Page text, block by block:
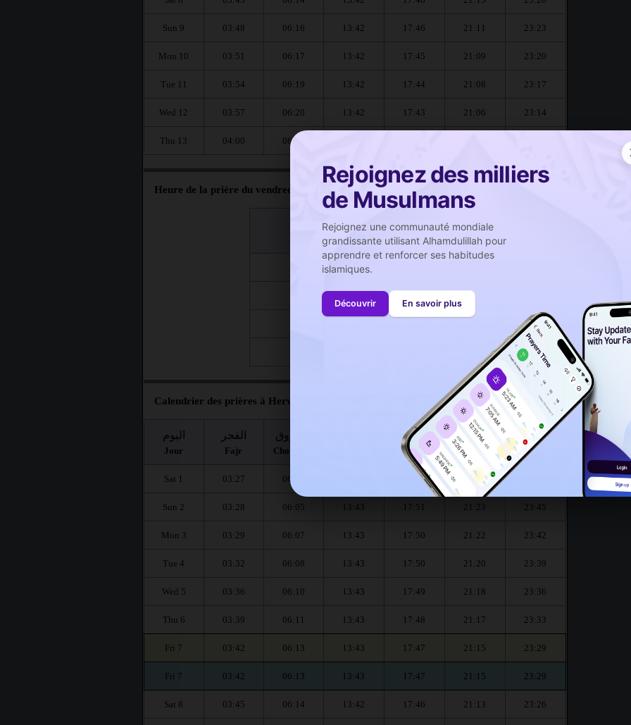
Rejoignez des milliers
de Musulmans
Rejoignez une communauté mondiale
grandissante utilisant Alhamdulillah pour
apprendre et renforcer ses habitudes
islamiques.
Découvrir En savoir plus
Sun 9 03:48 06:16 13:42 17:46 21:11 23:23
Mon 10 03:51 06:17 13:42 17:45 21:09 23:20
Tue 11 03:54 06:19 13:42 17:44 21:08 23:17
Wed 12 03:57 06:20 13:42 17:43 21:06 23:14
Thu 13 04:00 06:22
Heure de la prière du vendredi à Herve :
صلاة الجمعة
Prière du vendredi
Calendrier des prières à Herve pour le mois de August :
اليوم
Jour
الفجر
Fajr
الشروق
Chourouq
العصر
Asr
المغرب
Maghrib
العشاء
Isha
Sat 1 03:27 06:04 17:52 21:25
Sun 2 03:28 06:05 13:43 17:51 21:23 23:45
Mon 3 03:29 06:07 13:43 17:50 21:22 23:42
Tue 4 03:32 06:08 13:43 17:50 21:20 23:39
Wed 5 03:36 06:10 13:43 17:49 21:18 23:36
Thu 6 03:39 06:11 13:43 17:48 21:17 23:33
Fri 7 03:42 06:13 13:43 17:47 21:15 23:29
Fri 7 03:42 06:13 13:43 17:47 21:15 23:29
Sat 8 03:45 06:14 13:42 17:46 21:13 23:26